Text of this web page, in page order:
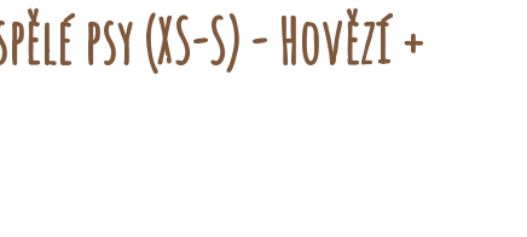
psy (XS-S) - Hovězí +